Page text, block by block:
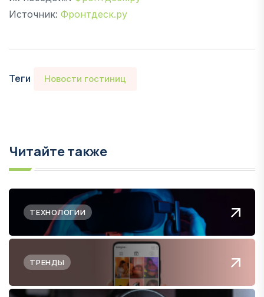
Источник: Фронтдеск.ру
Теги Новости гостиниц
Читайте также
ТЕХНОЛОГИИ
ТРЕНДЫ